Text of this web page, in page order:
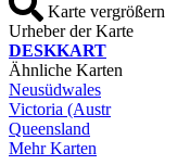
Karte vergrößern
Urheber der Karte
DESKKART
Ähnliche Karten
Neusüdwales
Victoria (Austr
Queensland
Mehr Karten